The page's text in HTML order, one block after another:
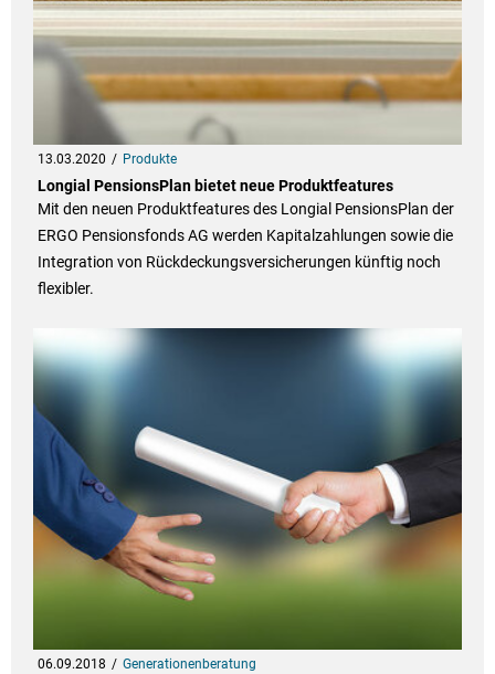
13.03.2020 Produkte
Longial PensionsPlan bietet neue Produktfeatures
Mit den neuen Produktfeatures des Longial PensionsPlan der
ERGO Pensionsfonds AG werden Kapitalzahlungen sowie die
Integration von Rückdeckungsversicherungen künftig noch
flexibler.
06.09.2018 Generationenberatung